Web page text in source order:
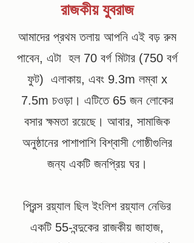
রাজকীয় যুবরাজ
আমাদের প্রথম তলায় আপনি এই বড় রুম
পাবেন, এটা হল 70 বর্গ মিটার (750 বর্গ
ফুট) এলাকায়, এবং 9.3m লম্বা x
7.5m চওড়া। এটিতে 65 জন লোকের
বসার ক্ষমতা রয়েছে। আবার, সামাজিক
অনুষ্ঠানের পাশাপাশি বিশ্বাসী গোষ্ঠীগুলির
জন্য একটি জনপ্রিয় ঘর।
প্রিন্স রয়্যাল ছিল ইংলিশ রয়্যাল নেভির
একটি 55-বন্দুকের রাজকীয় জাহাজ,